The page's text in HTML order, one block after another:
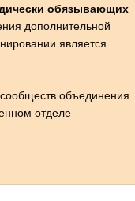
обязывающих
дополнительной
является
объединения
отделе